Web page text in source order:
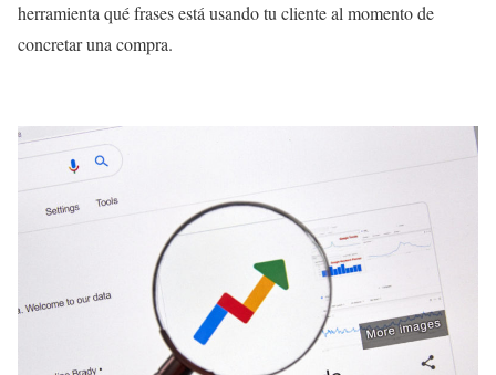
herramienta qué frases está usando tu cliente al momento de
concretar una compra.